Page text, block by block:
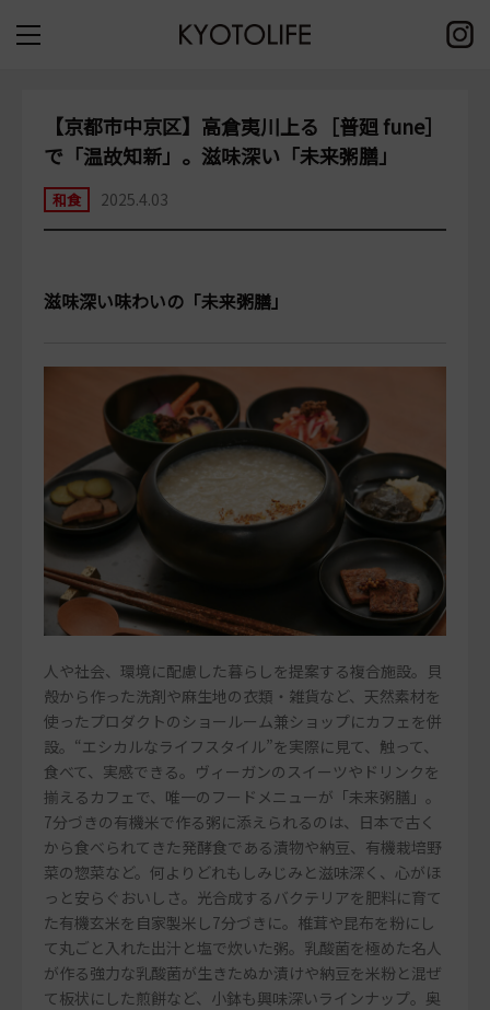
【京都市中京区】高倉夷川上る［普廻 fune］
で「温故知新」。滋味深い「未来粥膳」
和食 2025.4.03
滋味深い味わいの「未来粥膳」
人や社会、環境に配慮した暮らしを提案する複合施設。貝
殻から作った洗剤や麻生地の衣類・雑貨など、天然素材を
使ったプロダクトのショールーム兼ショップにカフェを併
設。“エシカルなライフスタイル”を実際に見て、触って、
食べて、実感できる。ヴィーガンのスイーツやドリンクを
揃えるカフェで、唯一のフードメニューが「未来粥膳」。
7分づきの有機米で作る粥に添えられるのは、日本で古く
から食べられてきた発酵食である漬物や納豆、有機栽培野
菜の惣菜など。何よりどれもしみじみと滋味深く、心がほ
っと安らぐおいしさ。光合成するバクテリアを肥料に育て
た有機玄米を自家製米し7分づきに。椎茸や昆布を粉にし
て丸ごと入れた出汁と塩で炊いた粥。乳酸菌を極めた名人
が作る強力な乳酸菌が生きたぬか漬けや納豆を米粉と混ぜ
て板状にした煎餅など、小鉢も興味深いラインナップ。奥